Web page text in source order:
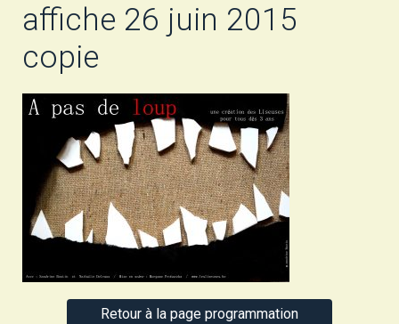
affiche 26 juin 2015
copie
Retour à la page programmation